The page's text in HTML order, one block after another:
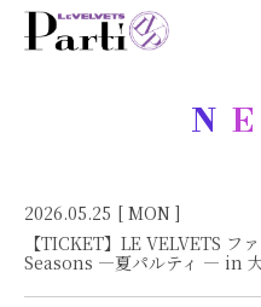
N
2026.05.25 [ MON ]
【TICKET】LE VELVETS フ
Seasons ―夏パルティ ― in